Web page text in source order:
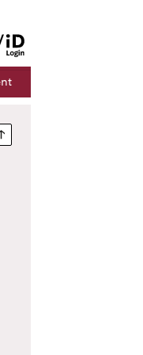
Nach oben springen